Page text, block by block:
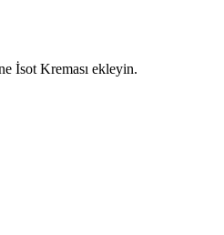
İsot Kreması ekleyin.